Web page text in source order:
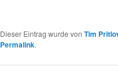
Dieser Eintrag wurde von Tim
Permalink.